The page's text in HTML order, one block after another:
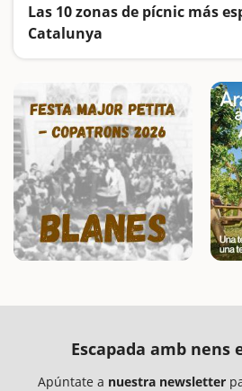
Las 10 zonas de pícnic más
Catalunya
Escapada amb nens
Apúntate a nuestra newsletter